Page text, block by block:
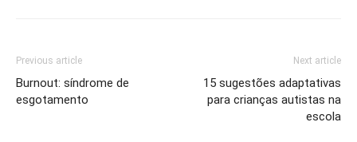
Previous article
Burnout: síndrome de
esgotamento
Next article
15 sugestões adaptativas
para crianças autistas na
escola